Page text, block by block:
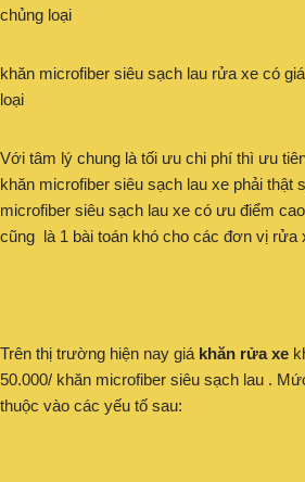
chủng loại
khăn microfiber siêu sạch lau rửa xe có
loại
Với tâm lý chung là tối ưu chi phí thì ưu
khăn microfiber siêu sạch lau xe phải thật
microfiber siêu sạch lau xe có ưu điểm
cũng là 1 bài toán khó cho các đơn vị rửa
Trên thị trường hiện nay giá khăn rửa xe
50.000/ khăn microfiber siêu sạch lau .
thuộc vào các yếu tố sau: